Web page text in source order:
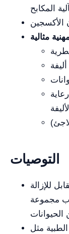
التوصيات
للإزالة
مجموعة
مثل